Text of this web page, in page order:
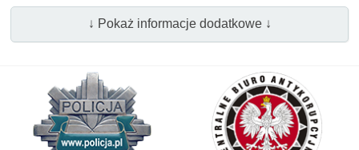
↓ Pokaż informacje dodatkowe ↓